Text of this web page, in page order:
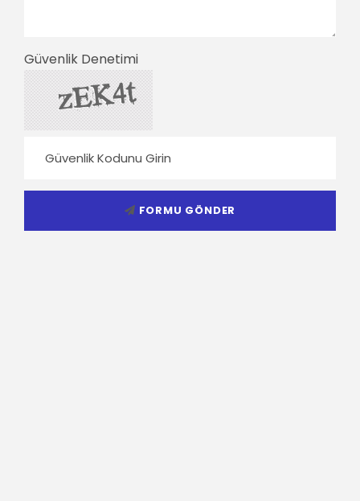
Güvenlik Denetimi
FORMU GÖNDER